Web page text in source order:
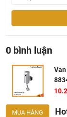
0 bình luận
MUA HÀNG